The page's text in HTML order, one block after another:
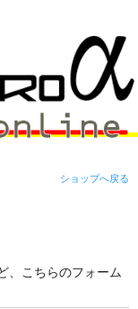
ショップへ戻る
、こちらのフォーム